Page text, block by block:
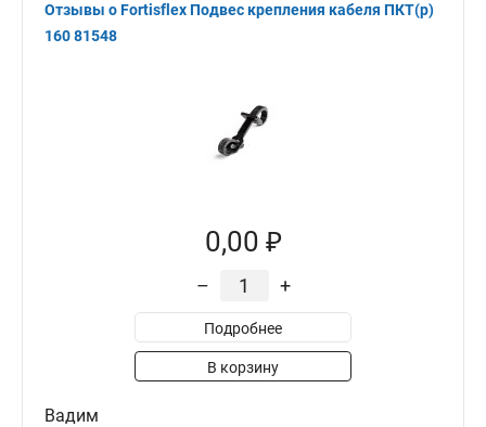
Отзывы о Fortisflex Подвес крепления кабеля ПКТ(р)
160 81548
0,00 ₽
– +
Подробнее
В корзину
Вадим